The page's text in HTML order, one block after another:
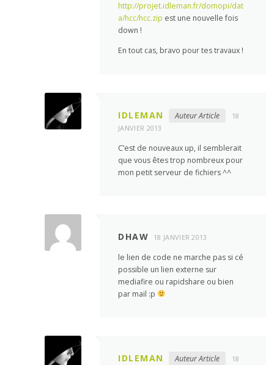
http://projet.idleman.fr/domopi/dat
a/hcc/hcc.zip est une nouvelle fois
down !
En tout cas, bravo pour tes travaux !
IDLEMAN Auteur Article
18
JANVIER 2013
C’est de nouveaux up, il semblerait
que vous êtes trop nombreux pour
mon petit serveur de fichiers ^^
DHAW 18 JANVIER 2013
le lien de code ne marche pas si cé
possible un lien externe sur
mediafire ou rapidshare ou bien
par mail :p
IDLEMAN Auteur Article
18